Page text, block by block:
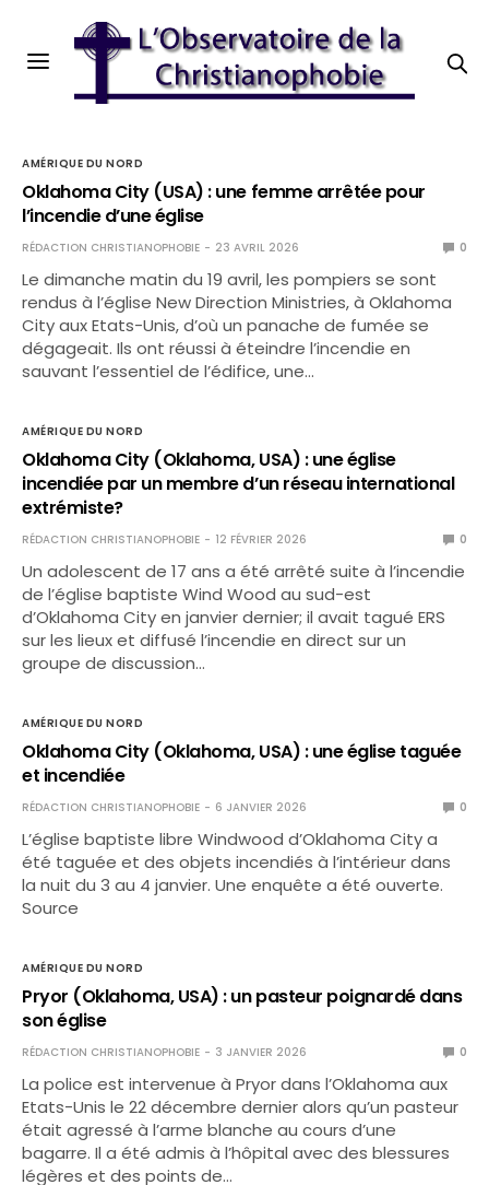
AMÉRIQUE DU NORD
Oklahoma City (USA) : une femme arrêtée pour
l’incendie d’une église
RÉDACTION CHRISTIANOPHOBIE 23 AVRIL 2026 0
Le dimanche matin du 19 avril, les pompiers se sont
rendus à l’église New Direction Ministries, à Oklahoma
City aux Etats-Unis, d’où un panache de fumée se
dégageait. Ils ont réussi à éteindre l’incendie en
sauvant l’essentiel de l’édifice, une…
AMÉRIQUE DU NORD
Oklahoma City (Oklahoma, USA) : une église
incendiée par un membre d’un réseau international
extrémiste?
RÉDACTION CHRISTIANOPHOBIE 12 FÉVRIER 2026 0
Un adolescent de 17 ans a été arrêté suite à l’incendie
de l’église baptiste Wind Wood au sud-est
d’Oklahoma City en janvier dernier; il avait tagué ERS
sur les lieux et diffusé l’incendie en direct sur un
groupe de discussion…
AMÉRIQUE DU NORD
Oklahoma City (Oklahoma, USA) : une église taguée
et incendiée
RÉDACTION CHRISTIANOPHOBIE 6 JANVIER 2026 0
L’église baptiste libre Windwood d’Oklahoma City a
été taguée et des objets incendiés à l’intérieur dans
la nuit du 3 au 4 janvier. Une enquête a été ouverte.
Source
AMÉRIQUE DU NORD
Pryor (Oklahoma, USA) : un pasteur poignardé dans
son église
RÉDACTION CHRISTIANOPHOBIE 3 JANVIER 2026 0
La police est intervenue à Pryor dans l’Oklahoma aux
Etats-Unis le 22 décembre dernier alors qu’un pasteur
était agressé à l’arme blanche au cours d’une
bagarre. Il a été admis à l’hôpital avec des blessures
légères et des points de…